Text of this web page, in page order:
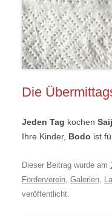
Die
Jeden Tag kochen
Ihre Kinder, Bodo ist
Dieser Beitrag wurde am
Förderverein, Galerien,
veröffentlicht.